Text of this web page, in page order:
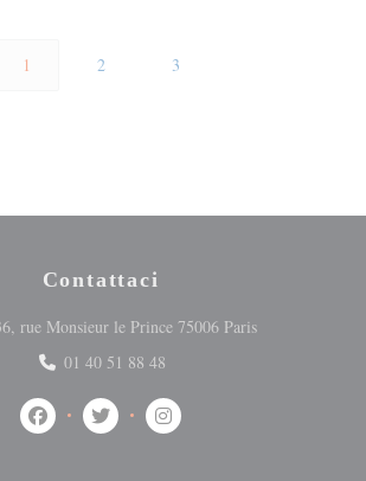
1 2 3
Contattaci
rue Monsieur le Prince 75006 Paris((apre una
01 40 51 88 48
Facebook ((apre una nuova finestra))
Twitter ((apre una nuova finestra))
Instagram ((apre una